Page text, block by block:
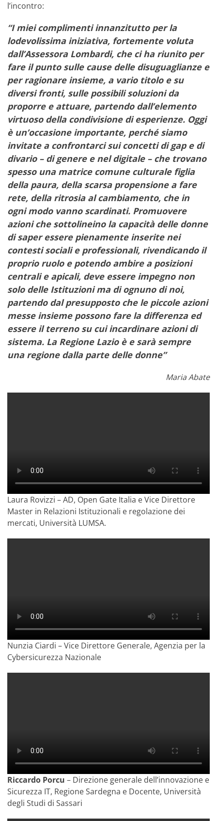
l’incontro:
“I miei complimenti innanzitutto per la
lodevolissima iniziativa, fortemente voluta
dall’Assessora Lombardi, che ci ha riunito per
fare il punto sulle cause delle disuguaglianze e
per ragionare insieme, a vario titolo e su
diversi fronti, sulle possibili soluzioni da
proporre e attuare, partendo dall’elemento
virtuoso della condivisione di esperienze. Oggi
è un’occasione importante, perché siamo
invitate a confrontarci sui concetti di gap e di
divario – di genere e nel digitale – che trovano
spesso una matrice comune culturale figlia
della paura, della scarsa propensione a fare
rete, della ritrosia al cambiamento, che in
ogni modo vanno scardinati. Promuovere
azioni che sottolineino la capacità delle donne
di saper essere pienamente inserite nei
contesti sociali e professionali, rivendicando il
proprio ruolo e potendo ambire a posizioni
centrali e apicali, deve essere impegno non
solo delle Istituzioni ma di ognuno di noi,
partendo dal presupposto che le piccole azioni
messe insieme possono fare la differenza ed
essere il terreno su cui incardinare azioni di
sistema. La Regione Lazio è e sarà sempre
una regione dalla parte delle donne”
Maria Abate
Laura Rovizzi – AD, Open Gate Italia e Vice Direttore
Master in Relazioni Istituzionali e regolazione dei
mercati, Università LUMSA.
Nunzia Ciardi – Vice Direttore Generale, Agenzia per la
Cybersicurezza Nazionale
Riccardo Porcu – Direzione generale dell’innovazione e
Sicurezza IT, Regione Sardegna e Docente, Università
degli Studi di Sassari